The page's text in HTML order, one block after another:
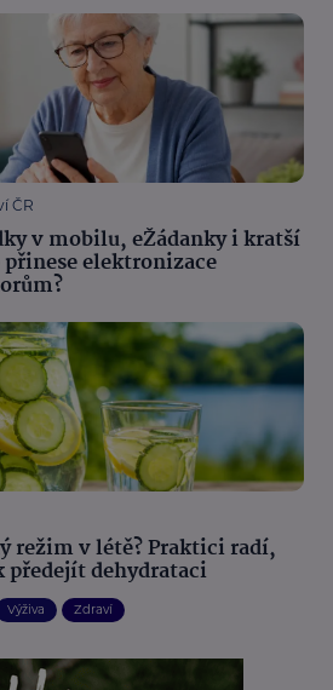
ČR
v mobilu, eŽádanky i kratší
elektronizace
režim v létě? Praktici radí,
dehydrataci
Výživa Zdraví